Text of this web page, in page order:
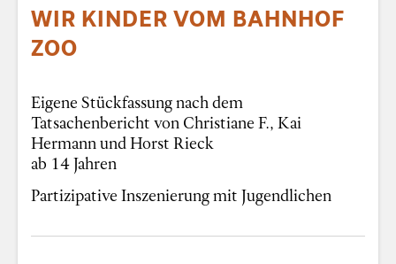
WIR KINDER VOM BAHNHOF
ZOO
Eigene Stückfassung nach dem
Tatsachenbericht von Christiane F., Kai
Hermann und Horst Rieck
ab 14 Jahren
Partizipative Inszenierung mit Jugendlichen